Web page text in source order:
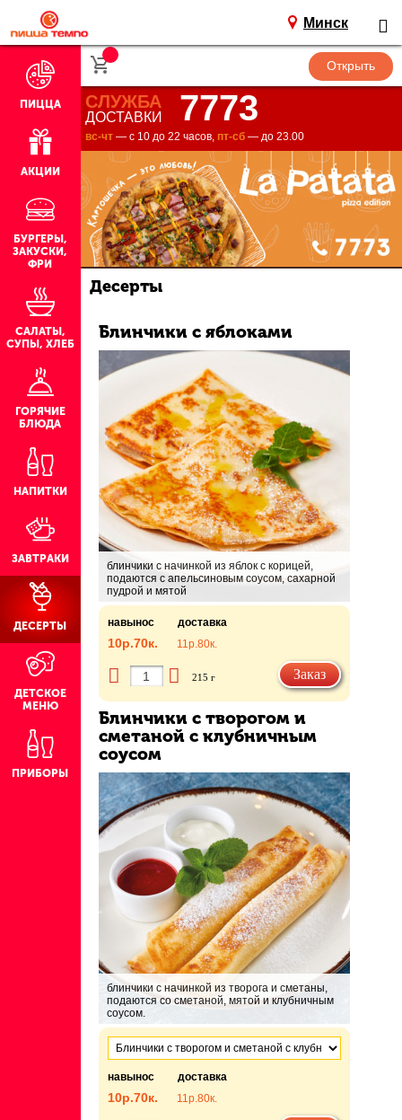
Минск
ПИЦЦА
АКЦИИ
БУРГЕРЫ,
ЗАКУСКИ,
ФРИ
САЛАТЫ,
СУПЫ, ХЛЕБ
ГОРЯЧИЕ
БЛЮДА
НАПИТКИ
ЗАВТРАКИ
ДЕСЕРТЫ
ДЕТСКОЕ
МЕНЮ
ПРИБОРЫ
СЛУЖБА
ДОСТАВКИ 7773
вс-чт— с 10 до 22 часов, пт-сб— до 23.00
Десерты
Блинчики с яблоками
блинчики с начинкой из яблок с корицей,
подаются с апельсиновым соусом, сахарной
пудрой и мятой
навынос доставка
10р.70к. 11р.80к.
215 г Заказ
Блинчики с творогом и
сметаной с клубничным
соусом
блинчики с начинкой из творога и сметаны,
подаются со сметаной, мятой и клубничным
соусом.
навынос доставка
10р.70к. 11р.80к.